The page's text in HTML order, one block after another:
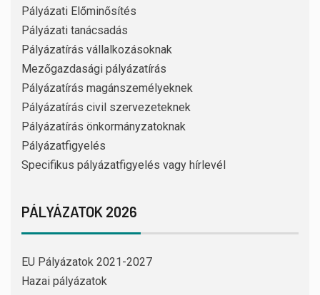
Pályázati Előminősítés
Pályázati tanácsadás
Pályázatírás vállalkozásoknak
Mezőgazdasági pályázatírás
Pályázatírás magánszemélyeknek
Pályázatírás civil szervezeteknek
Pályázatírás önkormányzatoknak
Pályázatfigyelés
Specifikus pályázatfigyelés vagy hírlevél
PÁLYÁZATOK 2026
EU Pályázatok 2021-2027
Hazai pályázatok